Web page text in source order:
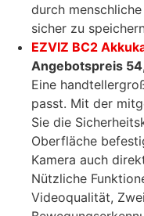
durch
sicher zu
EZVIZ BC2
Angebotspreis
Eine
passt. Mit der
Sie die
Oberfläche
Kamera auch
Nützliche
Videoqualität,